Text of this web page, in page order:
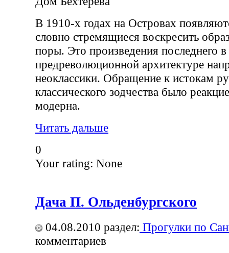
В 1910-х годах на Островах
словно стремящиеся воскресить
поры. Это произведения последнего в
предреволюционной архитектуре
неоклассики. Обращение к истокам
классического зодчества было
модерна.
Читать дальше
0
Your rating: None
Дача П. Ольденбургского
04.08.2010 раздел: Прогулки по
комментариев